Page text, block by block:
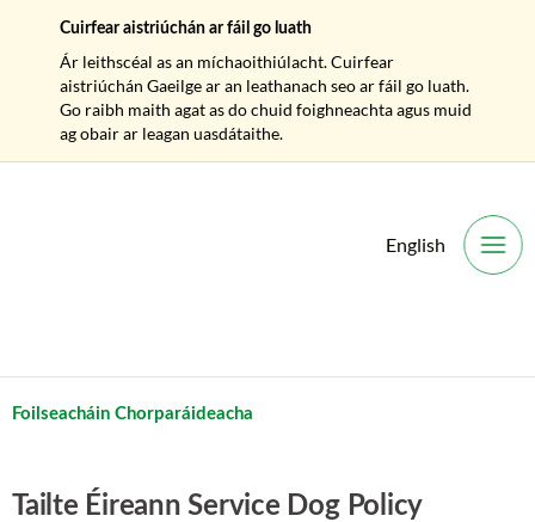
English
Foilseacháin Chorparáideacha
Tailte Éireann Service Dog Policy
Cuirfear aistriúchán ar fáil go luath
Ár leithscéal as an míchaoithiúlacht. Cuirfear
aistriúchán Gaeilge ar an leathanach seo ar fáil go luath.
Go raibh maith agat as do chuid foighneachta agus muid
ag obair ar leagan uasdátaithe.